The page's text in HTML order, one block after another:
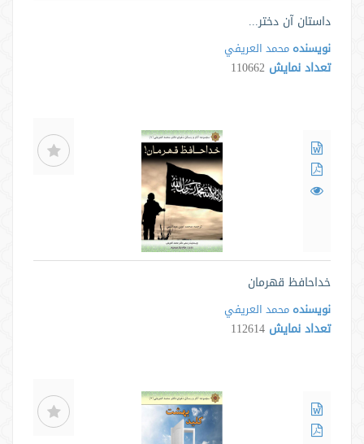
داستان آن دختر...
نویسنده محمد العريفي
تعداد نمایش 110662
خداحافظ قهرمان
نویسنده محمد العريفي
تعداد نمایش 112614